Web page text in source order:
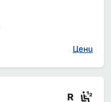
Цени
Във